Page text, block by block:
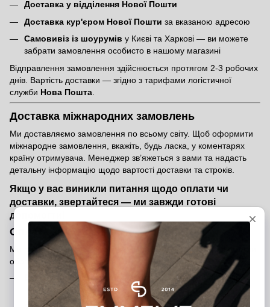
Доставка у відділення Нової Пошти
Доставка кур'єром Нової Пошти за вказаною адресою
Самовивіз із шоурумів у Києві та Харкові — ви можете
забрати замовлення особисто в нашому магазині
Відправлення замовлення здійснюється протягом 2-3 робочих
днів. Вартість доставки — згідно з тарифами логістичної
служби Нова Пошта
Доставка міжнародних замовлень
Ми доставляємо замовлення по всьому світу. Щоб оформити
міжнародне замовлення, вкажіть, будь ласка, у коментарях
країну отримувача. Менеджер зв’яжеться з вами та надасть
детальну інформацію щодо вартості доставки та строків.
Якщо у вас виникли питання щодо оплати чи
доставки, звертайтеся — ми завжди готові
допомогти!
Оплата замовлення
Ми пропонуємо кілька зручних способів оплати, щоб ви могли
обрати той, який підходить саме вам:
Банківською карткою на сайті
— швидко та безпечно
через платіжну систему